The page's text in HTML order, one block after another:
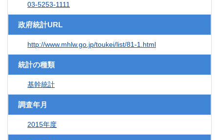
03-5253-1111
政府統計URL
http://www.mhlw.go.jp/toukei/list/81-1.html
統計の種類
基幹統計
調査年月
2015年度